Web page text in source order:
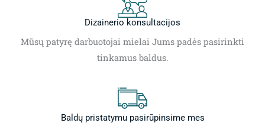
Dizainerio konsultacijos
Mūsų patyrę darbuotojai mielai Jums padės pasirinkti
tinkamus baldus.
Baldų pristatymu pasirūpinsime mes